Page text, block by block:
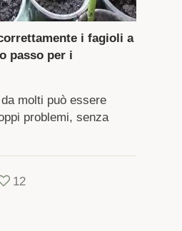
i fagioli a
passo per i
molti può essere
problemi, senza
12